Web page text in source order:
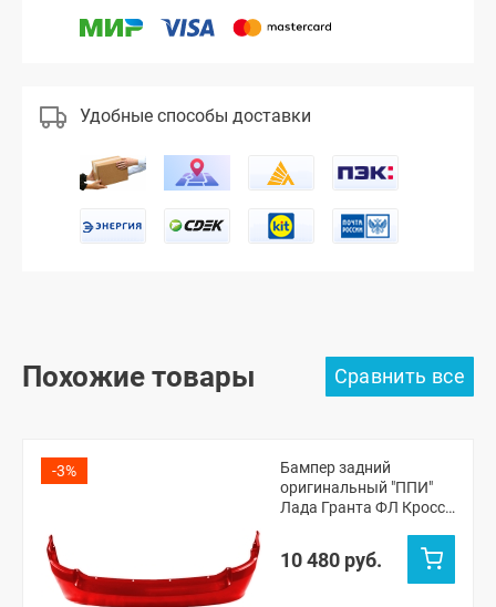
Удобные способы доставки
Похожие товары
-3%
Бампер задний
оригинальный "ППИ"
Лада Гранта ФЛ Кросс
10 480 руб.